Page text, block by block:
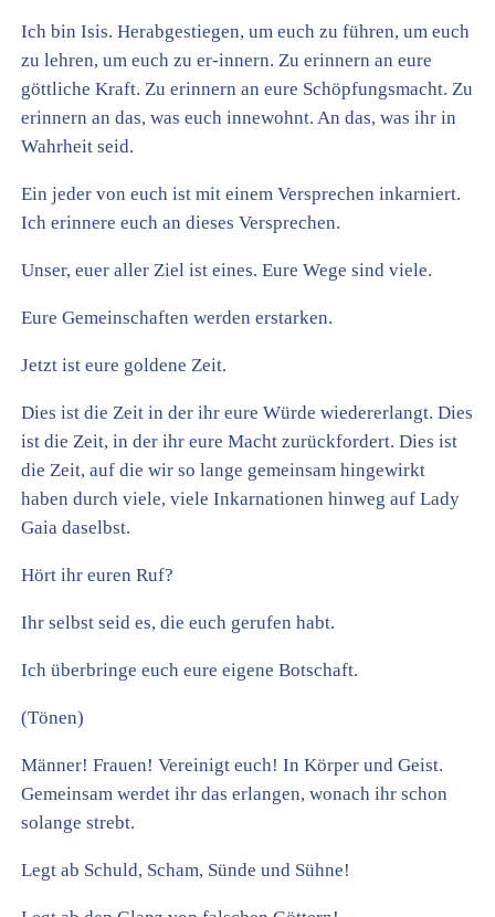
Ich bin Isis. Herabgestiegen, um euch zu führen, um euch
zu lehren, um euch zu er-innern. Zu erinnern an eure
göttliche Kraft. Zu erinnern an eure Schöpfungsmacht. Zu
erinnern an das, was euch innewohnt. An das, was ihr in
Wahrheit seid.
Ein jeder von euch ist mit einem Versprechen inkarniert.
Ich erinnere euch an dieses Versprechen.
Unser, euer aller Ziel ist eines. Eure Wege sind viele.
Eure Gemeinschaften werden erstarken.
Jetzt ist eure goldene Zeit.
Dies ist die Zeit in der ihr eure Würde wiedererlangt. Dies
ist die Zeit, in der ihr eure Macht zurückfordert. Dies ist
die Zeit, auf die wir so lange gemeinsam hingewirkt
haben durch viele, viele Inkarnationen hinweg auf Lady
Gaia daselbst.
Hört ihr euren Ruf?
Ihr selbst seid es, die euch gerufen habt.
Ich überbringe euch eure eigene Botschaft.
(Tönen)
Männer! Frauen! Vereinigt euch! In Körper und Geist.
Gemeinsam werdet ihr das erlangen, wonach ihr schon
solange strebt.
Legt ab Schuld, Scham, Sünde und Sühne!